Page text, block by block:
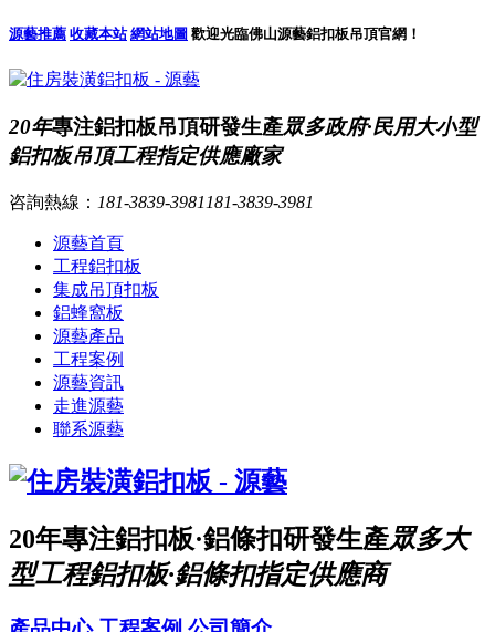
源藝推薦 收藏本站 網站地圖 歡迎光臨佛山源藝鋁扣板吊頂官網！
20年專注鋁扣板吊頂研發生產眾多政府·民用大小型
鋁扣板吊頂工程指定供應廠家
咨詢熱線： 181-3839-3981 181-3839-3981
源藝首頁
工程鋁扣板
集成吊頂扣板
鋁蜂窩板
源藝產品
工程案例
源藝資訊
走進源藝
聯系源藝
20年專注鋁扣板·鋁條扣研發生產眾多大
型工程鋁扣板·鋁條扣指定供應商